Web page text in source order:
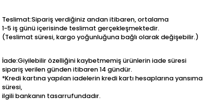
Teslimat:Sipariş verdiğiniz andan itibaren, ortalama
1-5 iş günü içerisinde teslimat gerçekleşmektedir.
(Teslimat süresi, kargo yoğunluğuna bağlı olarak değişebilir.)
İade:Giyilebilir özelliğini kaybetmemiş ürünlerin iade süresi
sipariş verilen günden itibaren 14 gündür.
*Kredi kartına yapılan iadelerin kredi kartı hesaplarına yansıma
süresi,
ilgili bankanın tasarrufundadır.